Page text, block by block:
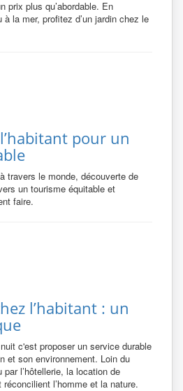
prix plus qu’abordable. En
la mer, profitez d’un jardin chez le
pour un
travers le monde, découverte de
un tourisme équitable et
faire.
l’habitant : un
c'est proposer un service durable
et son environnement. Loin du
l’hôtellerie, la location de
l’homme et la nature.